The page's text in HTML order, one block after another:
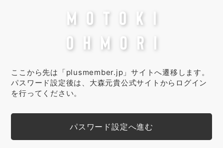
ここから先は「plusmember.jp」サイトへ遷移します。
パスワード設定後は、大森元貴公式サイトからログイン
を行ってください。
パスワード設定へ進む